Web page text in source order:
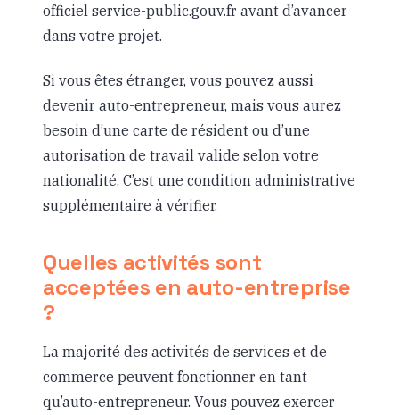
officiel service-public.gouv.fr avant d’avancer
dans votre projet.
Si vous êtes étranger, vous pouvez aussi
devenir auto-entrepreneur, mais vous aurez
besoin d’une carte de résident ou d’une
autorisation de travail valide selon votre
nationalité. C’est une condition administrative
supplémentaire à vérifier.
Quelles activités sont
acceptées en auto-entreprise
?
La majorité des activités de services et de
commerce peuvent fonctionner en tant
qu’auto-entrepreneur. Vous pouvez exercer